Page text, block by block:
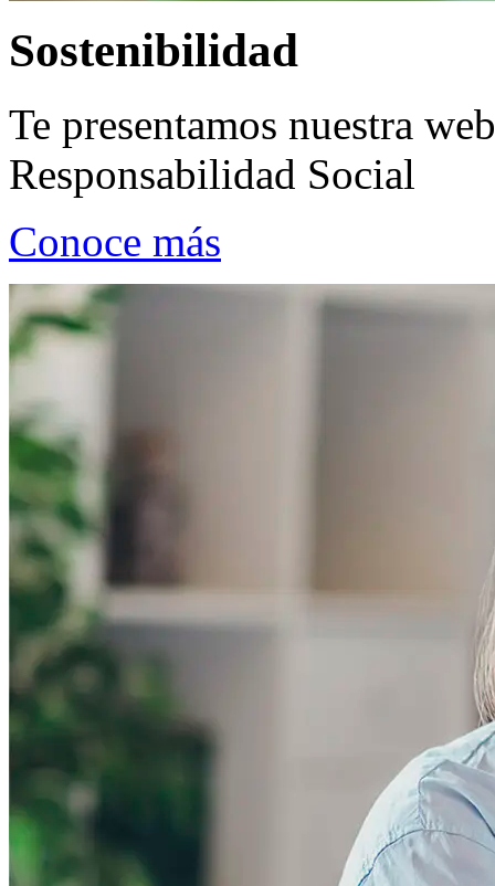
Sostenibilidad
Te presentamos nuestra
Responsabilidad Social
Conoce más